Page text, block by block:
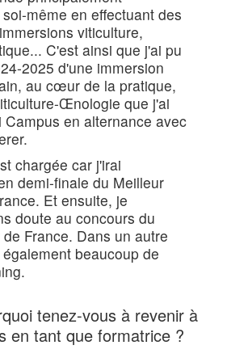
même en effectuant des
viticulture,
C'est ainsi que j'ai pu
2025 d'une immersion
au cœur de la pratique,
Œnologie que j'ai
Campus en alternance avec
chargée car j'irai
demi-finale du Meilleur
Et ensuite, je
doute au concours du
France. Dans un autre
beaucoup de
tenez-vous à revenir à
en tant que formatrice ?